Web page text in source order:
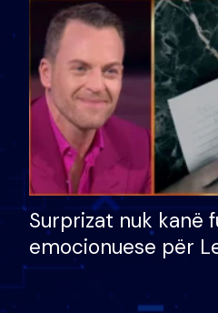
mungojë zilja e
Surprizat nuk kanë
emocionuese për
nëna dhe fëmijët e
nuk i mban dot